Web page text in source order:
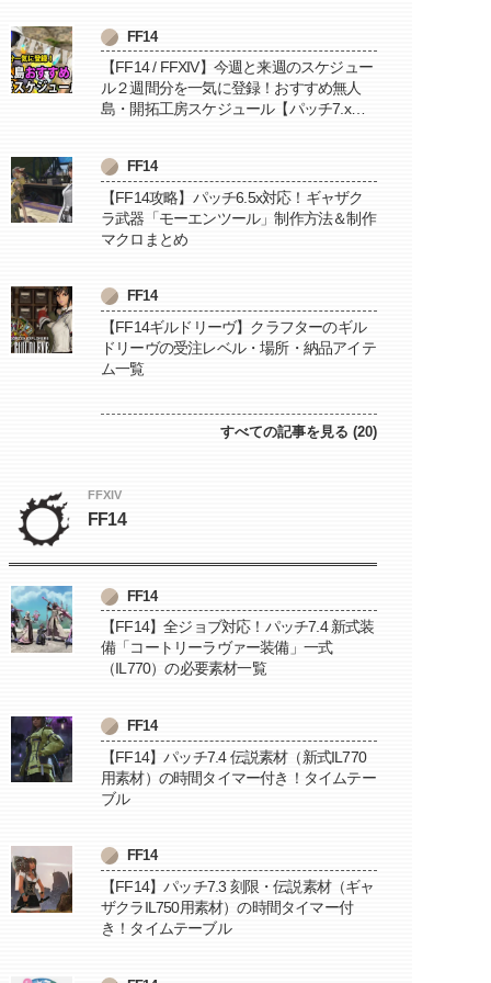
FF14
【FF14 / FFXIV】今週と来週のスケジュー
ル２週間分を一気に登録！おすすめ無人
島・開拓工房スケジュール【パッチ7.x対
FF14
【FF14攻略】パッチ6.5x対応！ギャザク
ラ武器「モーエンツール」制作方法＆制作
マクロまとめ
FF14
【FF14ギルドリーヴ】クラフターのギル
ドリーヴの受注レベル・場所・納品アイテ
ム一覧
すべての記事を見る (20)
FFXIV
FF14
FF14
【FF14】全ジョブ対応！パッチ7.4 新式装
備「コートリーラヴァー装備」一式
（IL770）の必要素材一覧
FF14
【FF14】パッチ7.4 伝説素材（新式IL770
用素材）の時間タイマー付き！タイムテー
ブル
FF14
【FF14】パッチ7.3 刻限・伝説素材（ギャ
ザクラIL750用素材）の時間タイマー付
き！タイムテーブル